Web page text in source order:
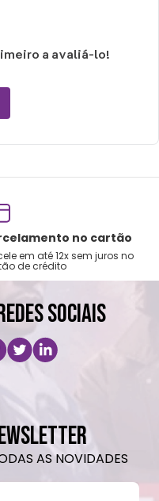
de 30°C
a avaliá-lo!
no cartão
em até 12x sem juros no
de crédito
SOCIAIS
AS NOVIDADES